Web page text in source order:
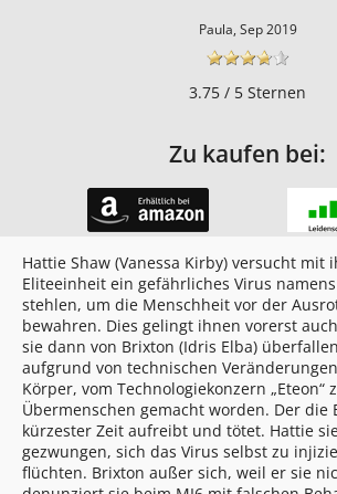
Paula, Sep 2019
3.75 / 5 Sternen
Zu kaufen bei:
Hattie Shaw (Vanessa Kirby) versucht mit
Eliteeinheit ein gefährliches Virus namens
stehlen, um die Menschheit vor der
bewahren. Dies gelingt ihnen vorerst
sie dann von Brixton (Idris Elba)
aufgrund von technischen
Körper, vom Technologiekonzern „Eteon“
Übermenschen gemacht worden. Der die
kürzester Zeit aufreibt und tötet. Hattie
gezwungen, sich das Virus selbst zu
flüchten. Brixton außer sich, weil er sie